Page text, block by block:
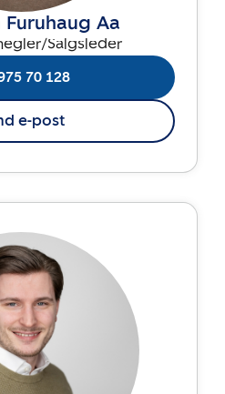
Furuhaug Aa
Salgsleder
70 128
e-post